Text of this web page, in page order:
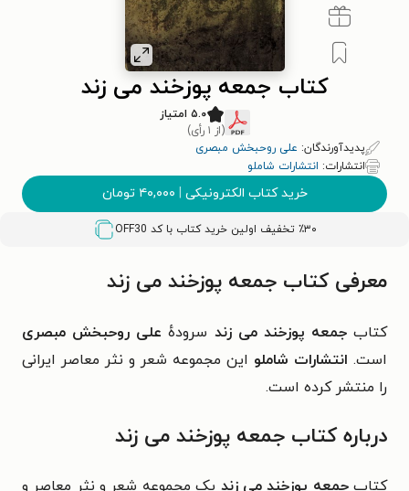
کتاب جمعه پوزخند می زند
۵.۰ امتیاز
(از ۱ رأی)
پدیدآورندگان: علی روحبخش مبصری
انتشارات: انتشارات شاملو
خرید کتاب الکترونیکی | ۴۰,۰۰۰ تومان
٪۳۰ تخفیف اولین خرید کتاب با کد OFF30
معرفی کتاب جمعه پوزخند می زند
کتابجمعه پوزخند می زند سرودهٔ علی روحبخش مبصری
است. انتشارات شاملو این مجموعه شعر و نثر معاصر ایرانی
را منتشر کرده است.
درباره کتاب جمعه پوزخند می زند
کتابجمعه پوزخند می زند یک مجموعه شعر و نثر معاصر و